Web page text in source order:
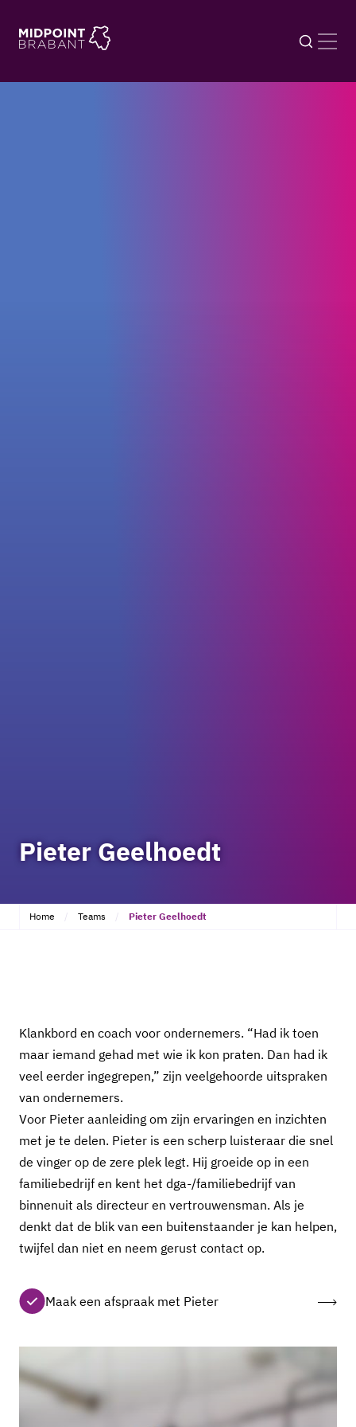
Pieter Geelhoedt
Home Teams Pieter Geelhoedt
Klankbord en coach voor ondernemers. “Had ik toen
maar iemand gehad met wie ik kon praten. Dan had ik
veel eerder ingegrepen,” zijn veelgehoorde uitspraken
van ondernemers.
Voor Pieter aanleiding om zijn ervaringen en inzichten
met je te delen. Pieter is een scherp luisteraar die snel
de vinger op de zere plek legt. Hij groeide op in een
familiebedrijf en kent het dga-/familiebedrijf van
binnenuit als directeur en vertrouwensman. Als je
denkt dat de blik van een buitenstaander je kan helpen,
twijfel dan niet en neem gerust contact op.
Maak een afspraak met Pieter